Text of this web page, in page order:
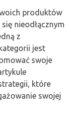
produktów
nieodłącznym
z
jest
swoje
które
swojej